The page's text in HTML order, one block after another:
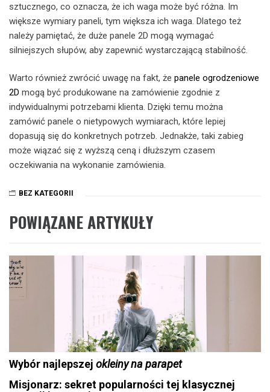
sztucznego, co oznacza, że ich waga może być różna. Im
większe wymiary paneli, tym większa ich waga. Dlatego też
należy pamiętać, że duże panele 2D mogą wymagać
silniejszych słupów, aby zapewnić wystarczającą stabilność.
Warto również zwrócić uwagę na fakt, że panele ogrodzeniowe
2D mogą być produkowane na zamówienie zgodnie z
indywidualnymi potrzebami klienta. Dzięki temu można
zamówić panele o nietypowych wymiarach, które lepiej
dopasują się do konkretnych potrzeb. Jednakże, taki zabieg
może wiązać się z wyższą ceną i dłuższym czasem
oczekiwania na wykonanie zamówienia.
BEZ KATEGORII
POWIĄZANE ARTYKUŁY
Wybór najlepszej okleiny na parapet
Misjonarz: sekret popularności tej klasycznej